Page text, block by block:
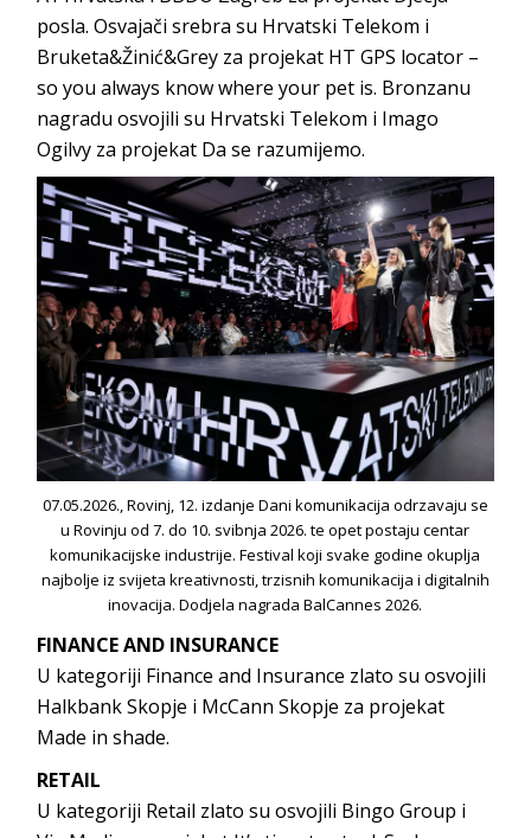
posla. Osvajači srebra su Hrvatski Telekom i
Bruketa&Žinić&Grey za projekat HT GPS locator –
so you always know where your pet is. Bronzanu
nagradu osvojili su Hrvatski Telekom i Imago
Ogilvy za projekat Da se razumijemo.
07.05.2026., Rovinj, 12. izdanje Dani komunikacija odrzavaju se
u Rovinju od 7. do 10. svibnja 2026. te opet postaju centar
komunikacijske industrije. Festival koji svake godine okuplja
najbolje iz svijeta kreativnosti, trzisnih komunikacija i digitalnih
inovacija. Dodjela nagrada BalCannes 2026.
FINANCE AND INSURANCE
U kategoriji Finance and Insurance zlato su osvojili
Halkbank Skopje i McCann Skopje za projekat
Made in shade.
RETAIL
U kategoriji Retail zlato su osvojili Bingo Group i